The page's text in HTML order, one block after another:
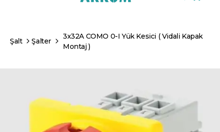
Şalt Şalter
3x32A COMO 0-I Yük Kesici ( Vidali Kapak
Montaj )